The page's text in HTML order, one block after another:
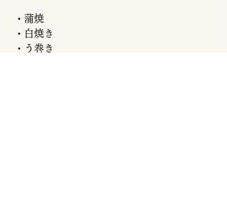
・蒲焼
・白焼き
・う巻き